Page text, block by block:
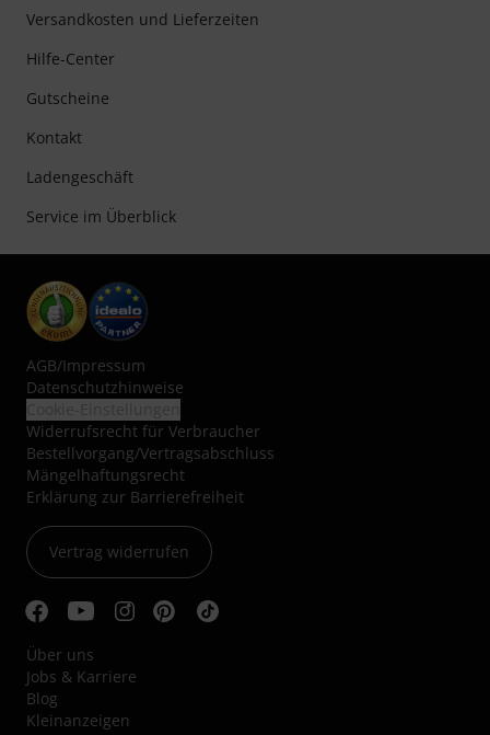
Versandkosten und Lieferzeiten
Hilfe-Center
Gutscheine
Kontakt
Ladengeschäft
Service im Überblick
AGB/Impressum
Datenschutzhinweise
Widerrufsrecht für Verbraucher
Bestellvorgang/Vertragsabschluss
Mängelhaftungsrecht
Erklärung zur Barrierefreiheit
Vertrag widerrufen
Über uns
Jobs & Karriere
Blog
Kleinanzeigen